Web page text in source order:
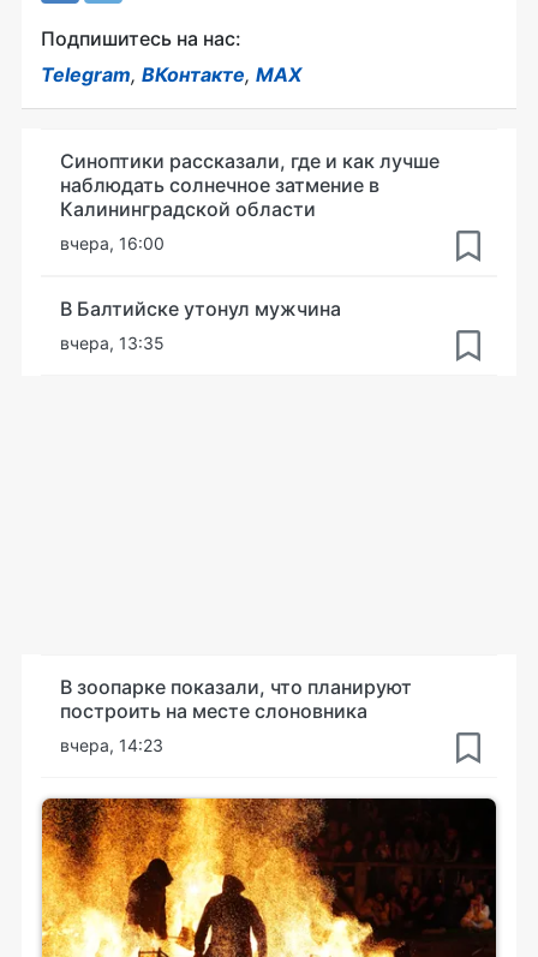
Подпишитесь на нас:
Telegram, ВКонтакте, MAX
Синоптики рассказали, где и как лучше
наблюдать солнечное затмение в
Калининградской области
вчера, 16:00
В Балтийске утонул мужчина
вчера, 13:35
В зоопарке показали, что планируют
построить на месте слоновника
вчера, 14:23